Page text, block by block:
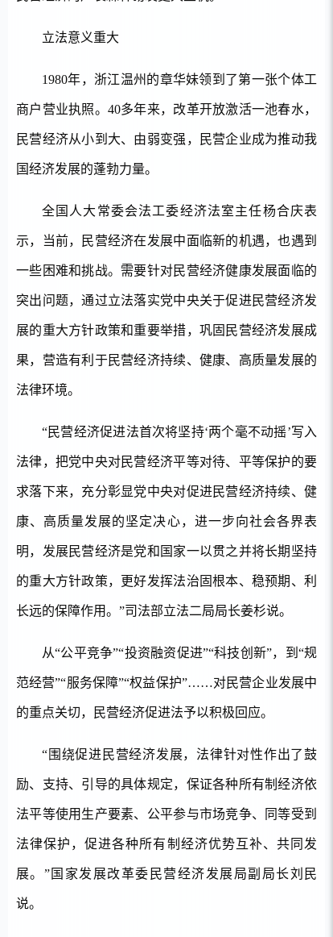
立法意义重大
1980年，浙江温州的章华妹领到了第一张个体工
商户营业执照。40多年来，改革开放激活一池春水，
民营经济从小到大、由弱变强，民营企业成为推动我
国经济发展的蓬勃力量。
全国人大常委会法工委经济法室主任杨合庆表
示，当前，民营经济在发展中面临新的机遇，也遇到
一些困难和挑战。需要针对民营经济健康发展面临的
突出问题，通过立法落实党中央关于促进民营经济发
展的重大方针政策和重要举措，巩固民营经济发展成
果，营造有利于民营经济持续、健康、高质量发展的
法律环境。
“民营经济促进法首次将坚持‘两个毫不动摇’写入
法律，把党中央对民营经济平等对待、平等保护的要
求落下来，充分彰显党中央对促进民营经济持续、健
康、高质量发展的坚定决心，进一步向社会各界表
明，发展民营经济是党和国家一以贯之并将长期坚持
的重大方针政策，更好发挥法治固根本、稳预期、利
长远的保障作用。”司法部立法二局局长姜杉说。
从“公平竞争”“投资融资促进”“科技创新”，到“规
范经营”“服务保障”“权益保护”……对民营企业发展中
的重点关切，民营经济促进法予以积极回应。
“围绕促进民营经济发展，法律针对性作出了鼓
励、支持、引导的具体规定，保证各种所有制经济依
法平等使用生产要素、公平参与市场竞争、同等受到
法律保护，促进各种所有制经济优势互补、共同发
展。”国家发展改革委民营经济发展局副局长刘民
说。